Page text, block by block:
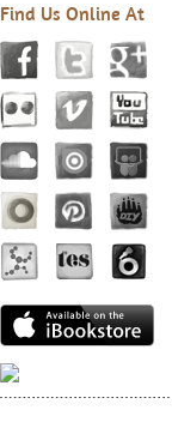
Find Us Online At